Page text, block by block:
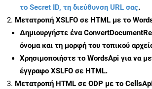
το Secret ID, τη διεύθυνση URL σας.
Μετατροπή XSLFO σε HTML με το
Δημιουργήστε ένα
όνομα και τη μορφή του τοπικού
Χρησιμοποιήστε το WordsApi για να
έγγραφο XSLFO σε HTML.
Μετατροπή HTML σε ODP με το CellsApi